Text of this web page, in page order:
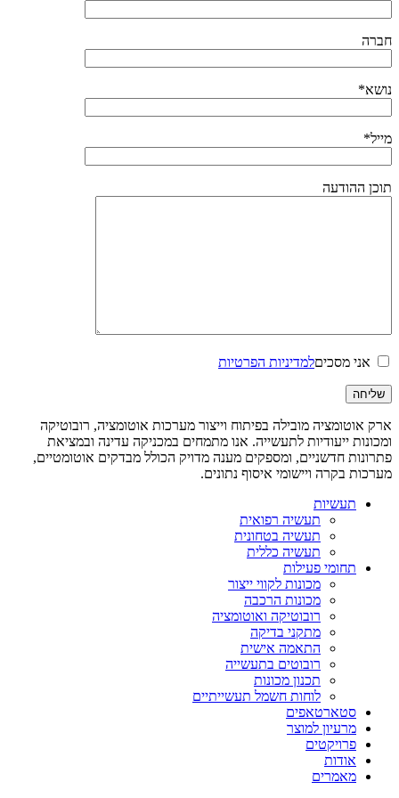
חברה
נושא*
מייל*
תוכן ההודעה
אני מסכיםלמדיניות הפרטיות
ארק אוטומציה מובילה בפיתוח וייצור מערכות אוטומציה, רובוטיקה
ומכונות ייעודיות לתעשייה. אנו מתמחים במכניקה עדינה ובמציאת
פתרונות חדשניים, ומספקים מענה מדויק הכולל מבדקים אוטומטיים,
מערכות בקרה ויישומי איסוף נתונים.
תעשיות
תעשיה רפואית
תעשיה בטחונית
תעשיה כללית
תחומי פעילות
מכונות לקווי ייצור
מכונות הרכבה
רובוטיקה ואוטומציה
מתקני בדיקה
התאמה אישית
רובוטים בתעשייה
תכנון מכונות
לוחות חשמל תעשייתיים
סטארטאפים
מרעיון למוצר
פרויקטים
אודות
מאמרים